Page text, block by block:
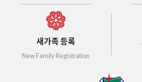
새가족 등록
New Family Registration